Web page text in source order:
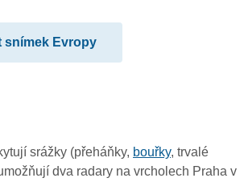
snímek Evropy
srážky (přeháňky, bouřky, trvalé
dva radary na vrcholech Praha v